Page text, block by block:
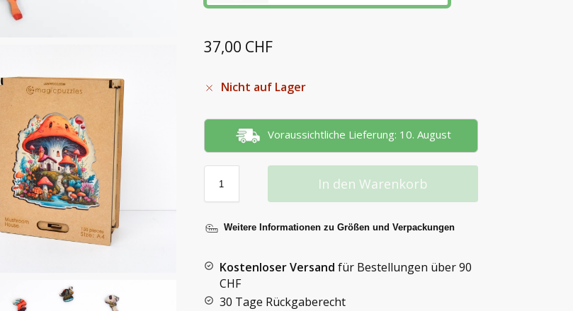
37,00 CHF
Nicht auf Lager
Voraussichtliche Lieferung: 10. August
In den Warenkorb
Weitere Informationen zu Größen und Verpackungen
Kostenloser Versand für Bestellungen über90
CHF
30 Tage Rückgaberecht